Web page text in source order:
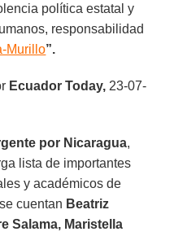
política estatal y
responsabilidad
Murillo”.
Ecuador Today, 23-07-
por Nicaragua,
lista de importantes
y académicos de
cuentan Beatriz
Salama, Maristella